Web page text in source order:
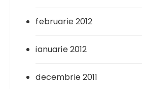
februarie 2012
ianuarie 2012
decembrie 2011